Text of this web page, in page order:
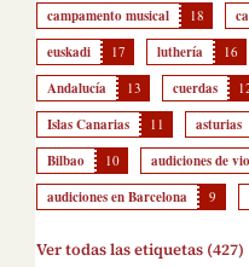
campamento musical 18
euskadi 17 luthería 16
Andalucía 13 cuerdas
Islas Canarias 11 asturias
Bilbao 10 audiciones de
audiciones en Barcelona 9
Ver todas las etiquetas (427)